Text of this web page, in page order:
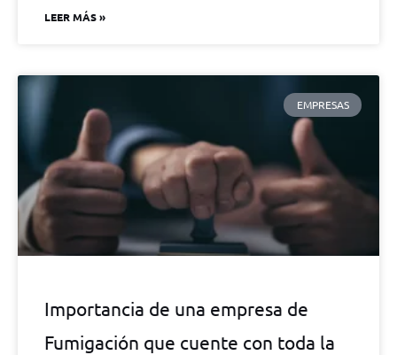
LEER MÁS »
EMPRESAS
Importancia de una empresa de
Fumigación que cuente con toda la